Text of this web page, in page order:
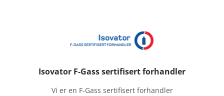
Isovator F-Gass sertifisert forhandler
Vi er en F-Gass sertifisert forhandler